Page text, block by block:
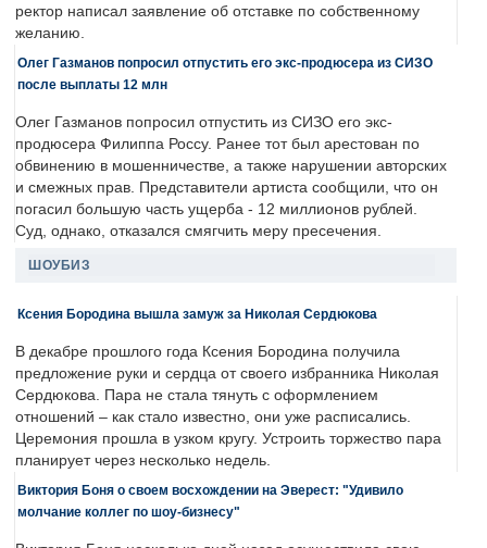
ректор написал заявление об отставке по собственному
желанию.
Олег Газманов попросил отпустить его экс-продюсера из СИЗО
после выплаты 12 млн
Олег Газманов попросил отпустить из СИЗО его экс-
продюсера Филиппа Россу. Ранее тот был арестован по
обвинению в мошенничестве, а также нарушении авторских
и смежных прав. Представители артиста сообщили, что он
погасил большую часть ущерба - 12 миллионов рублей.
Суд, однако, отказался смягчить меру пресечения.
ШОУБИЗ
Ксения Бородина вышла замуж за Николая Сердюкова
В декабре прошлого года Ксения Бородина получила
предложение руки и сердца от своего избранника Николая
Сердюкова. Пара не стала тянуть с оформлением
отношений – как стало известно, они уже расписались.
Церемония прошла в узком кругу. Устроить торжество пара
планирует через несколько недель.
Виктория Боня о своем восхождении на Эверест: "Удивило
молчание коллег по шоу-бизнесу"